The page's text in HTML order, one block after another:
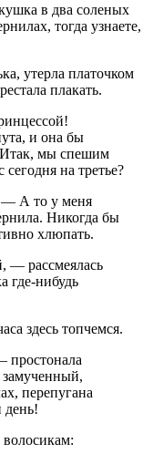
в два соленых
тогда узнаете,
утерла платочком
плакать.
и она бы
Итак, мы спешим
на третье?
А то у меня
Никогда бы
хлюпать.
— рассмеялась
где-нибудь
здесь топчемся.
простонала
перепугана
день!